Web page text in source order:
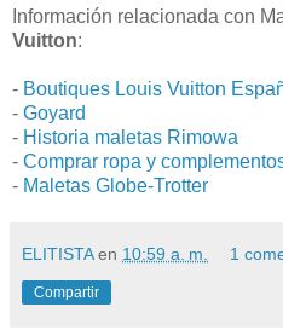
Información relacionada con
Vuitton:
- Boutiques Louis Vuitton
- Goyard
- Historia maletas Rimowa
- Comprar ropa y
- Maletas Globe-Trotter
ELITISTA en 10:59 a. m. 1
Compartir